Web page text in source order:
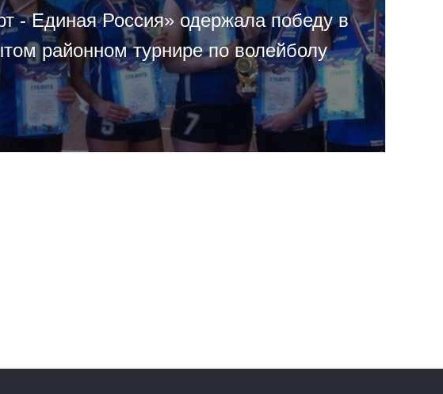
- Единая Россия» одержала победу в
районном турнире по волейболу